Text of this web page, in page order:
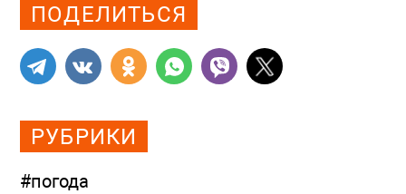
ПОДЕЛИТЬСЯ
РУБРИКИ
#погода